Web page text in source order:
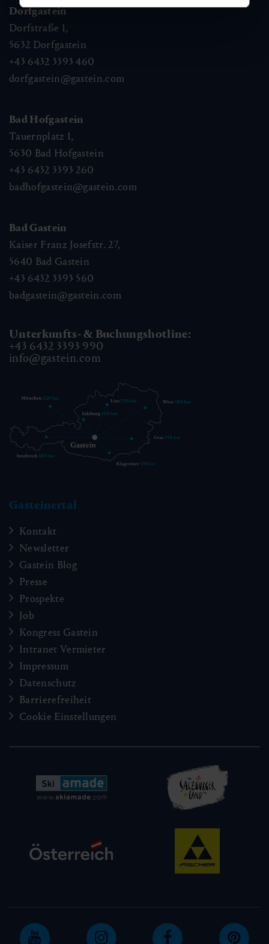
Dorfgastein
Dorfstraße 1,
5632 Dorfgastein
+43 6432 3393 460
dorfgastein@gastein.com
Bad Hofgastein
Tauernplatz 1,
5630 Bad Hofgastein
+43 6432 3393 260
badhofgastein@gastein.com
Bad Gastein
Kaiser Franz Josefstr. 27,
5640 Bad Gastein
+43 6432 3393 560
badgastein@gastein.com
Unterkunfts- & Buchungshotline:
+43 6432 3393 990
info@gastein.com
Gasteinertal
Kontakt
Newsletter
Gastein Blog
Presse
Prospekte
Job
Kongress Gastein
Intranet Vermieter
Impressum
Datenschutz
Barrierefreiheit
Cookie Einstellungen